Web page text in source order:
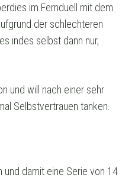
im Fernduell mit dem
der schlechteren
indes selbst dann nur,
und will nach einer sehr
Selbstvertrauen tanken.
und damit eine Serie von 14